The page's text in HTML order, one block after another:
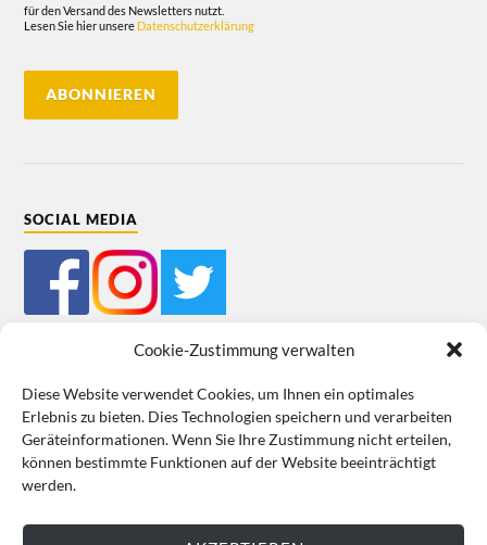
Cookie-Zustimmung verwalten
Diese Website verwendet Cookies, um Ihnen ein optimales
Erlebnis zu bieten. Dies Technologien speichern und verarbeiten
Geräteinformationen. Wenn Sie Ihre Zustimmung nicht erteilen,
können bestimmte Funktionen auf der Website beeinträchtigt
werden.
für den Versand des Newsletters nutzt.
Lesen Sie hier unsere Datenschutzerklärung
SOCIAL MEDIA
Mein Bestellkonto Kundeninformationen Datenschutz
Cookie-Richtlinie (EU) Impressum
VERTRAG WIDERRUFEN